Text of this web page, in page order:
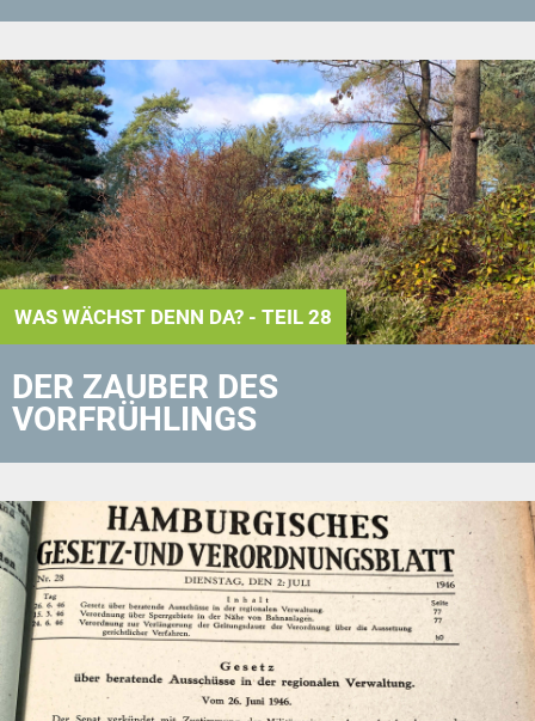
WAS WÄCHST DENN DA? - TEIL 28
DER ZAUBER DES
VORFRÜHLINGS